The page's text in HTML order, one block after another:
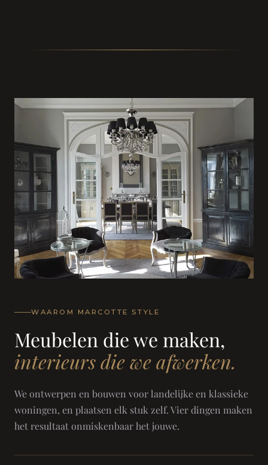
WAAROM MARCOTTE STYLE
Meubelen die we maken,
interieurs die we afwerken.
We ontwerpen en bouwen voor landelijke en klassieke
woningen, en plaatsen elk stuk zelf. Vier dingen maken
het resultaat onmiskenbaar het jouwe.